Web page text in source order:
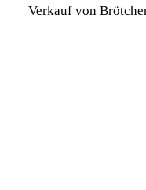
Verkauf von